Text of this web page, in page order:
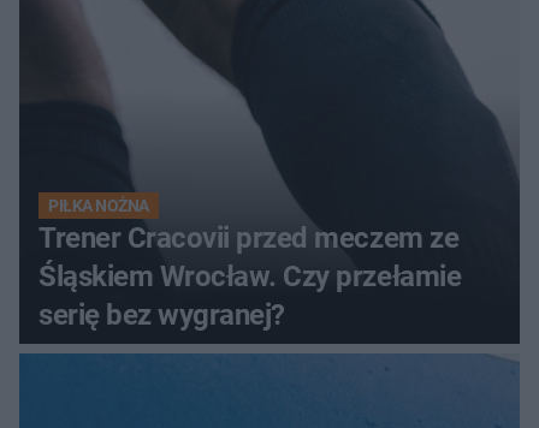
PIŁKA NOŻNA
Trener Cracovii przed meczem ze
Śląskiem Wrocław. Czy przełamie
serię bez wygranej?